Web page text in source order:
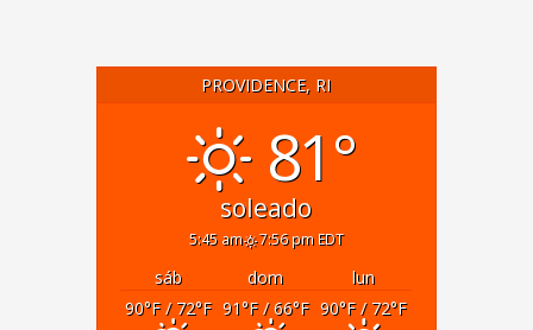
PROVIDENCE, RI
81°
soleado
5:45 am 7:56 pm EDT
sáb dom
lun
90°F/ 72°F 91°F/ 66°F 90°F/ 72°F